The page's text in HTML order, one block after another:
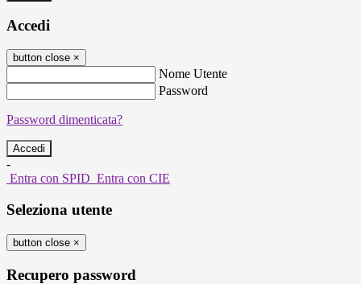
Accedi
button close ×
Nome Utente
Password
Password dimenticata?
-
Entra con SPID Entra con CIE
Seleziona utente
button close ×
Recupero password